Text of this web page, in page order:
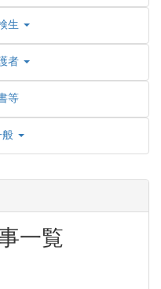
生
者
等
一覧